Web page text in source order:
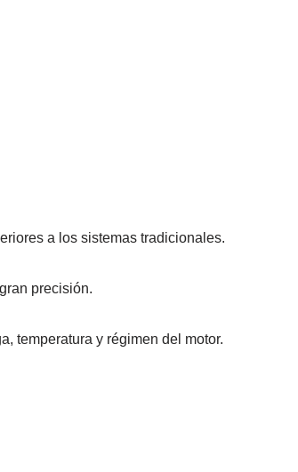
a los sistemas tradicionales.
precisión.
temperatura y régimen del motor.